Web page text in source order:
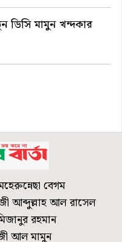
ডিসি মামুন খন্দকার
বেগম
আব্দুল্লাহ আল রাসেল
রহমান
আল মামুন